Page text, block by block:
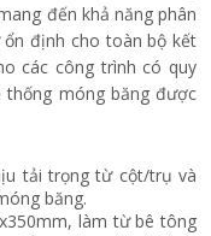
đến khả năng phân
định cho toàn bộ kết
các công trình có quy
móng băng được
tải trọng từ cột/trụ và
băng.
làm từ bê tông